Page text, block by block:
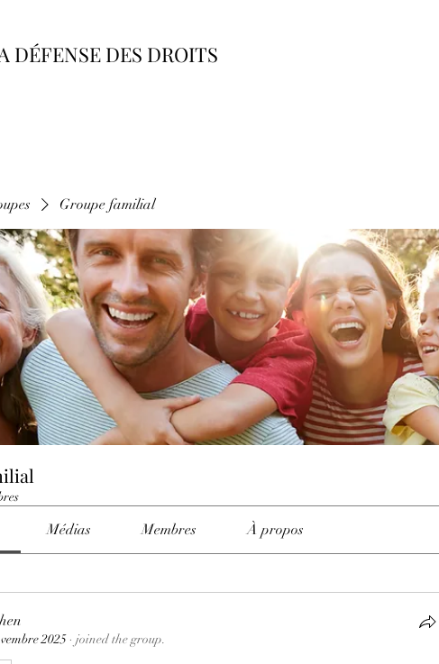
DÉFENSE DES DROITS
Groupe familial
Médias Membres À propos
2025 · joined the group.